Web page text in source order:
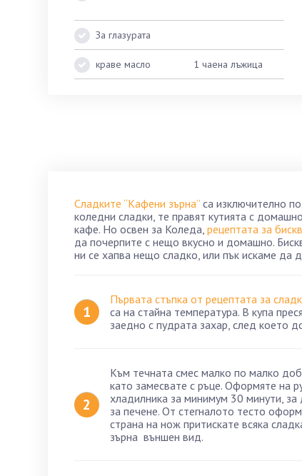
За глазурата
краве масло 1 чаена лъжица
Сладките “Кафени зърна” са изключително
коледни сладки, те правят кутията с
кафе. Но освен за Коледа, рецептата за
да почерпите с нещо вкусно и домашно.
ни се хапва нещо сладко, или пък искаме да
Първата стъпка от рецептата за
са на стайна температура. В купа
заедно с пудрата захар, след което
Към течната смес малко по малко
като замесвате с ръце. Оформяте на
хладилника за минимум 30 минути, за
за печене. От стегналото тесто
страна на нож притискате всяка
зърна външен вид.